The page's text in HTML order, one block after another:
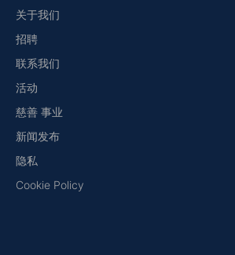
关于我们
招聘
联系我们
活动
慈善 事业
新闻发布
隐私
Cookie Policy